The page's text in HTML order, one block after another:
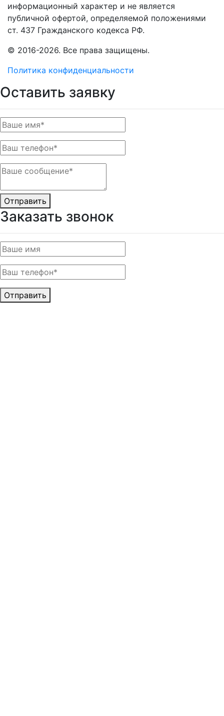
информационный характер и не является
публичной офертой, определяемой положениями
ст. 437 Гражданского кодекса РФ.
© 2016-2026. Все права защищены.
Политика конфиденциальности
Оставить заявку
Отправить
Заказать звонок
Отправить